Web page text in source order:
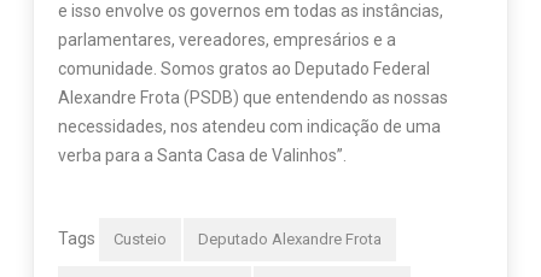
e isso envolve os governos em todas as instâncias,
parlamentares, vereadores, empresários e a
comunidade. Somos gratos ao Deputado Federal
Alexandre Frota (PSDB) que entendendo as nossas
necessidades, nos atendeu com indicação de uma
verba para a Santa Casa de Valinhos”.
Tags Custeio Deputado Alexandre Frota